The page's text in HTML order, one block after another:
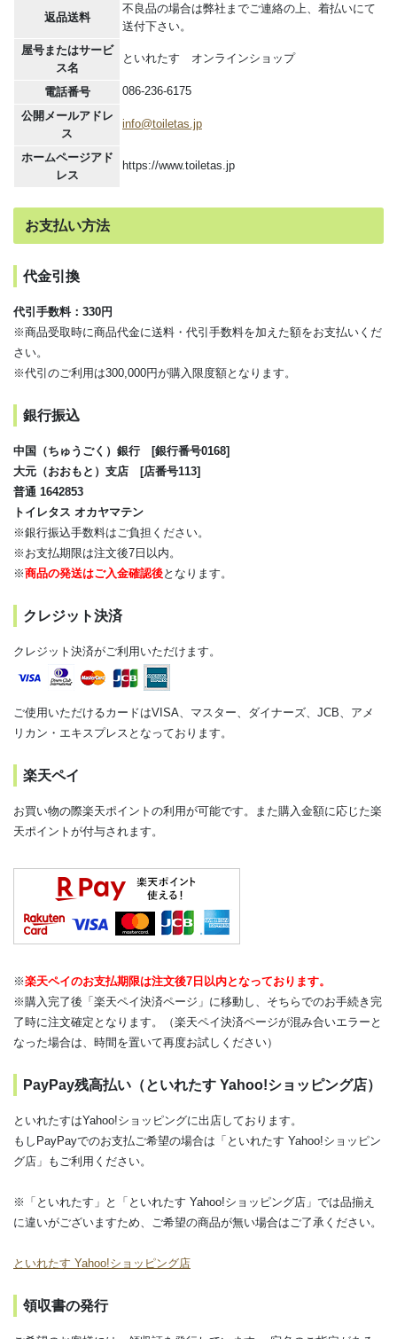
返品送料
不良品の場合は弊社までご連絡の上、着払いにて
送付下さい。
屋号またはサービ
ス名
といれたす オンラインショップ
電話番号
086-236-6175
公開メールアドレ
ス
info@toiletas.jp
ホームページアド
レス
https://www.toiletas.jp
お支払い方法
代金引換
代引手数料：330円
※商品受取時に商品代金に送料・代引手数料を加えた額をお支払いくだ
さい。
※代引のご利用は300,000円が購入限度額となります。
銀行振込
中国（ちゅうごく）銀行 [銀行番号0168]
大元（おおもと）支店 [店番号113]
普通 1642853
トイレタス オカヤマテン
※銀行振込手数料はご負担ください。
※お支払期限は注文後7日以内。
※商品の発送はご入金確認後となります。
クレジット決済
クレジット決済がご利用いただけます。
ご使用いただけるカードはVISA、マスター、ダイナーズ、JCB、アメ
リカン・エキスプレスとなっております。
楽天ペイ
お買い物の際楽天ポイントの利用が可能です。また購入金額に応じた楽
天ポイントが付与されます。
※楽天ペイのお支払期限は注文後7日以内となっております。
※購入完了後「楽天ペイ決済ページ」に移動し、そちらでのお手続き完
了時に注文確定となります。（楽天ペイ決済ページが混み合いエラーと
なった場合は、時間を置いて再度お試しください）
PayPay残高払い（といれたす Yahoo!ショッピング店）
といれたすはYahoo!ショッピングに出店しております。
もしPayPayでのお支払ご希望の場合は「といれたす Yahoo!ショッピン
グ店」もご利用ください。
※「といれたす」と「といれたす Yahoo!ショッピング店」では品揃え
に違いがございますため、ご希望の商品が無い場合はご了承ください。
といれたす Yahoo!ショッピング店
領収書の発行